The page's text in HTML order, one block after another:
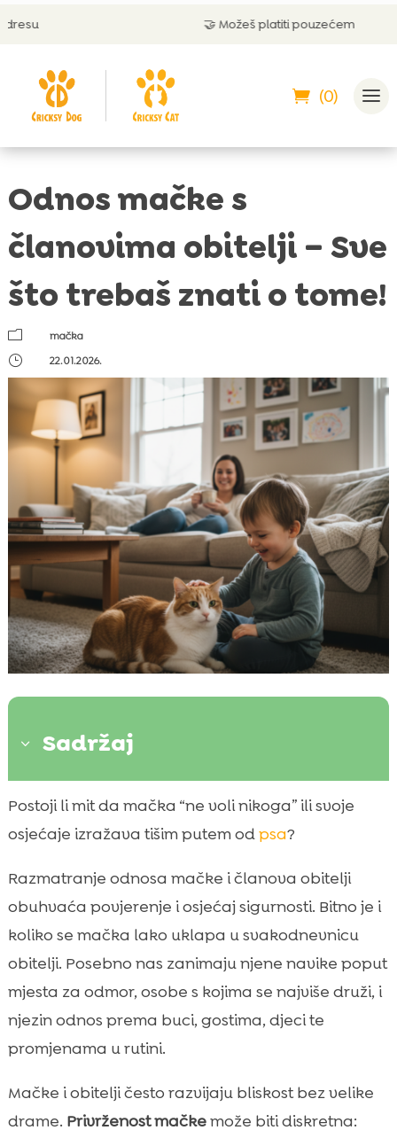
🤝 Možeš platiti pouzećem
(0)
Odnos mačke s
članovima obitelji – Sve
što trebaš znati o tome!
m
mačka
}
22.01.2026.
3 Sadržaj
 Zašto je odnos mačke s ukućanima važan
za harmoniju doma
povjerenje
 odnos mačke s članovima obitelji
 Upoznavanje mačke s djecom: sigurnost i
nježnost u praksi
Mačka i odrasli: kako raspodijeliti brigu i
Mačka i starije osobe: smiren tempo i
emocionalna povezanost
 Suživot s drugim kućnim ljubimcima: pas,
Postoji li mit da mačka “ne voli nikoga” ili svoje
osjećaje izražava tišim putem odpsa?
Razmatranje odnosa mačke i članova obitelji
obuhvaća povjerenje i osjećaj sigurnosti. Bitno je i
koliko se mačka lako uklapa u svakodnevnicu
obitelji. Posebno nas zanimaju njene navike poput
mjesta za odmor, osobe s kojima se najviše druži, i
njezin odnos prema buci, gostima, djeci te
promjenama u rutini.
Mačke i obitelji često razvijaju bliskost bez velike
drame. Privrženost mačkemože biti diskretna: